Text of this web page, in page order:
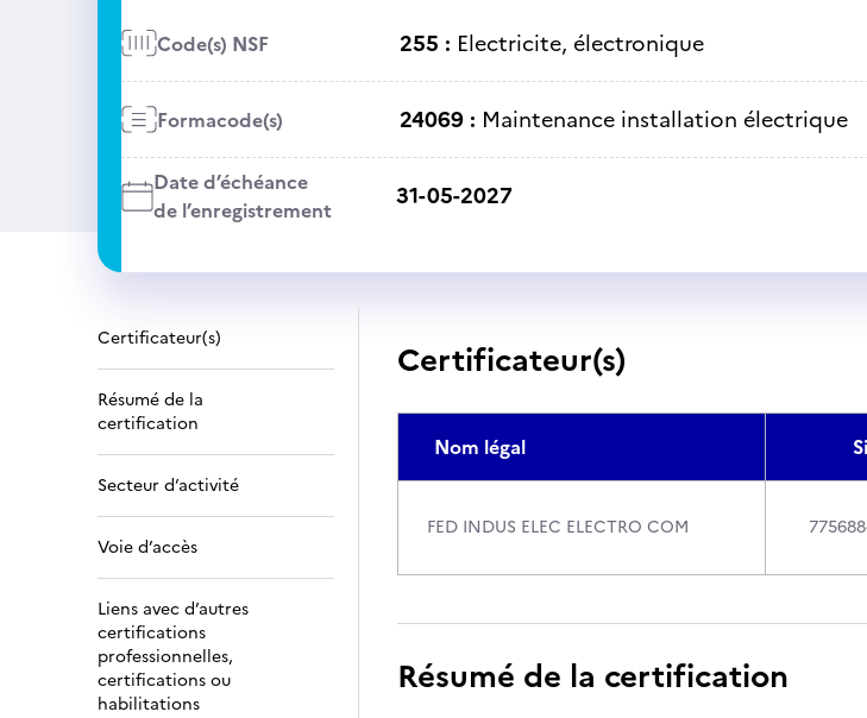
Code(s) NSF 255 : Electricite, électronique
Formacode(s) 24069 : Maintenance installation électrique
Date d’échéance
de l’enregistrement
31-05-2027
Certificateur(s)
Résumé de la
certification
Secteur d’activité
Voie d’accès
Liens avec d’autres
certifications
professionnelles,
certifications ou
habilitations
Certificateur(s)
Nom légal
FED INDUS ELEC ELECTRO COM
Résumé de la certification